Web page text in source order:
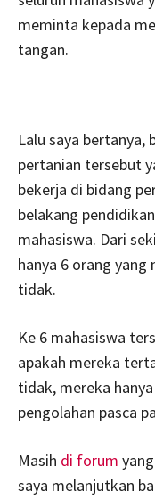
meminta kepada
tangan.
Lalu saya bertanya,
pertanian tersebut
bekerja di bidang
belakang
mahasiswa. Dari
hanya 6 orang yang
tidak.
Ke 6 mahasiswa
apakah mereka
tidak, mereka
pengolahan pasca
Masih di forum
saya melanjutkan